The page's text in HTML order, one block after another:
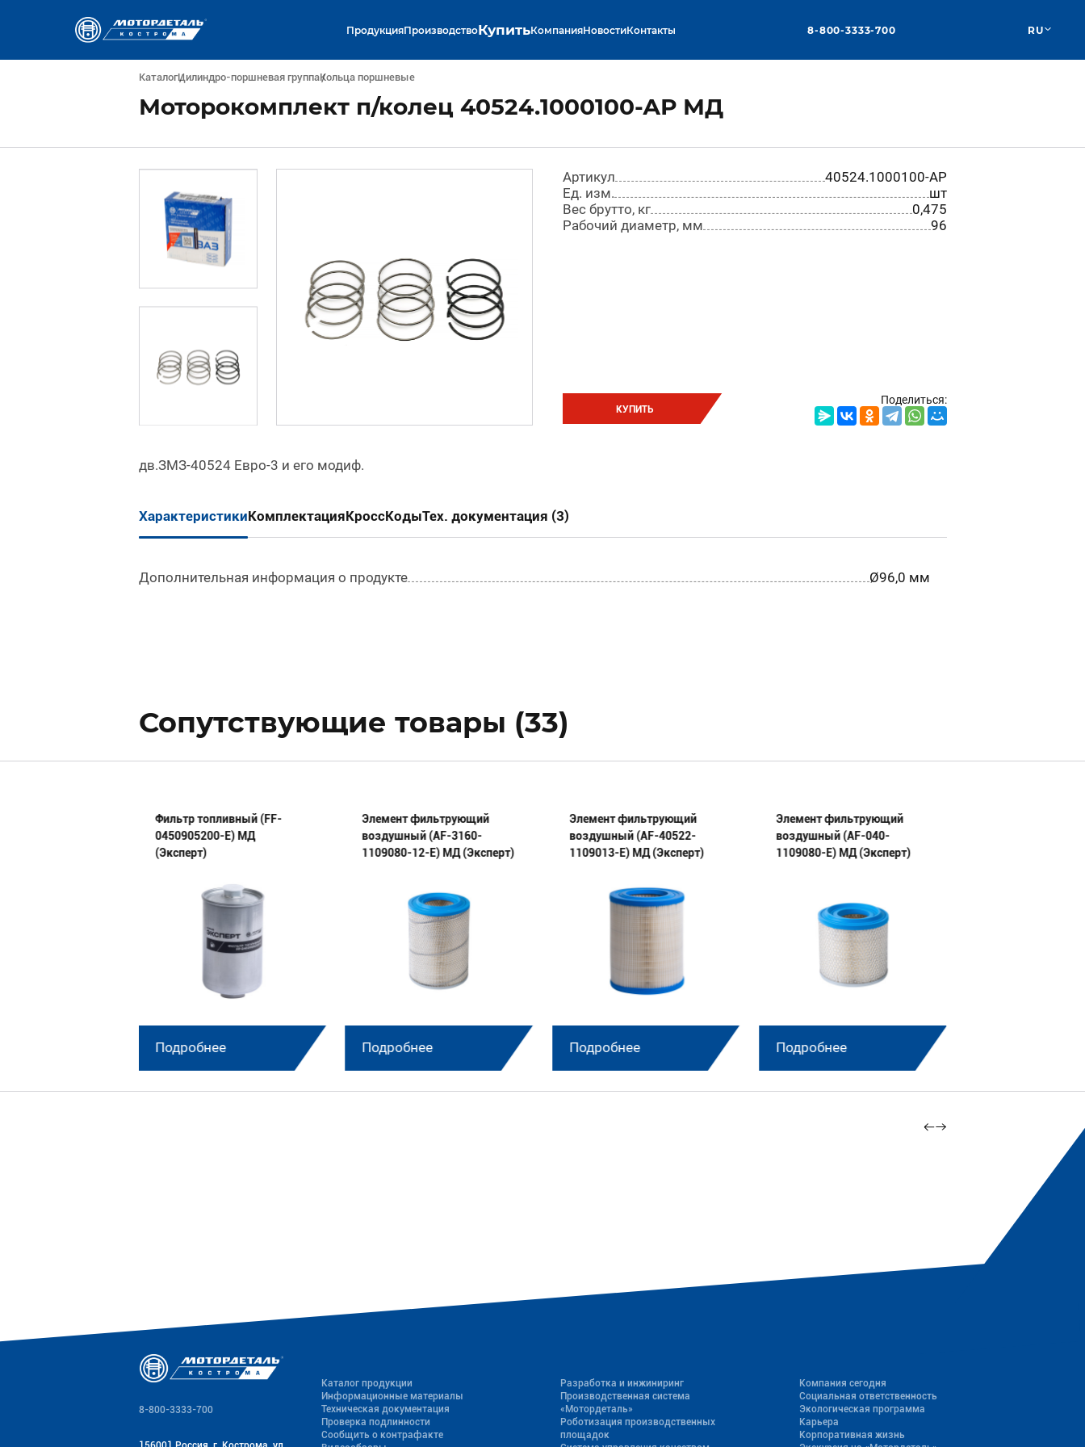
ПродукцияПроизводствоКупитьКомпанияНовостиКонтакты 8-800-3333-700 RU
КаталогЦилиндро-поршневая группаКольца поршневые
Моторокомплект п/колец 40524.1000100-АР МД
Артикул
40524.1000100-АР
Ед. изм.
шт
Вес брутто, кг
0,475
Рабочий диаметр, мм
96
КУПИТЬ
Поделиться:
дв.ЗМЗ-40524 Евро-3 и его модиф.
ХарактеристикиКомплектацияКроссКодыТех. документация (3)
Дополнительная информация о продукте Ø96,0 мм
Сопутствующие товары (33)
Фильтр топливный (FF-
0450905200-E) МД
(Эксперт)
Подробнее
Элемент фильтрующий
воздушный (AF-3160-
1109080-12-E) МД (Эксперт)
Подробнее
Элемент фильтрующий
воздушный (AF-40522-
1109013-E) МД (Эксперт)
Подробнее
Элемент фильтрующий
воздушный (AF-040-
1109080-E) МД (Эксперт)
Подробнее
8-800-3333-700
Каталог продукции
Информационные материалы
Техническая документация
Проверка подлинности
Сообщить о контрафакте
Разработка и инжиниринг
Производственная система
«Mотордеталь»
Роботизация производственных
площадок
Компания сегодня
Социальная ответственность
Экологическая программа
Карьера
Корпоративная жизнь